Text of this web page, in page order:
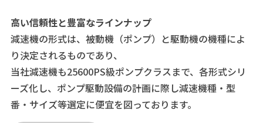
高い信頼性と豊富なラインナップ
減速機の形式は、被動機（ポンプ）と駆動機の機種によ
り決定されるものであり、
当社減速機も25600PS級ポンプクラスまで、各形式シリ
ーズ化し、ポンプ駆動設備の計画に際し減速機種・型
番・サイズ等選定に便宜を図っております。